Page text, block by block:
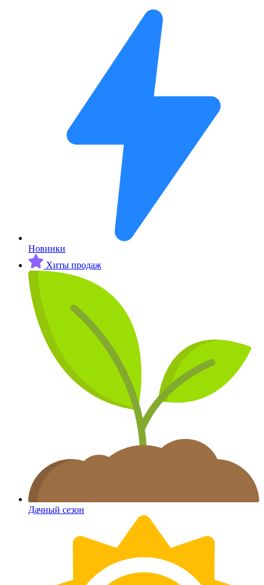
Новинки
Хиты продаж
Дачный сезон